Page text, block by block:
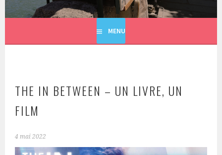
MENU
THE IN BETWEEN – UN LIVRE, UN
FILM
4 mai 2022